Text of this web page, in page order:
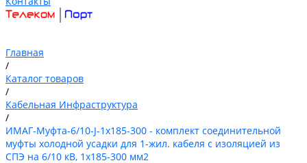
Главная
/
Каталог товаров
/
Кабельная Инфраструктура
/
ИМАГ-Муфта-6/10-J-1х185-300 - комплект соединительной
муфты холодной усадки для 1-жил. кабеля с изоляцией из
СПЭ на 6/10 кВ, 1х185-300 мм2